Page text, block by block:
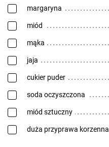
margaryna
miód
mąka
jaja
cukier puder
soda oczyszczona
miód sztuczny
duża przyprawa korzenna